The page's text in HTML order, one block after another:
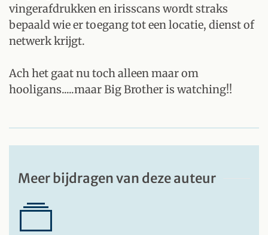
vingerafdrukken en irisscans wordt straks
bepaald wie er toegang tot een locatie, dienst of
netwerk krijgt.
Ach het gaat nu toch alleen maar om
hooligans.....maar Big Brother is watching!!
Meer bijdragen van deze auteur